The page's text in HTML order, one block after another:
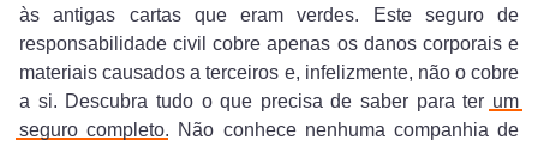
às antigas cartas que eram verdes. Este seguro de
responsabilidade civil cobre apenas os danos corporais e
materiais causados a terceiros e, infelizmente, não o cobre
a si. Descubra tudo o que precisa de saber para ter um
seguro completo. Não conhece nenhuma companhia de